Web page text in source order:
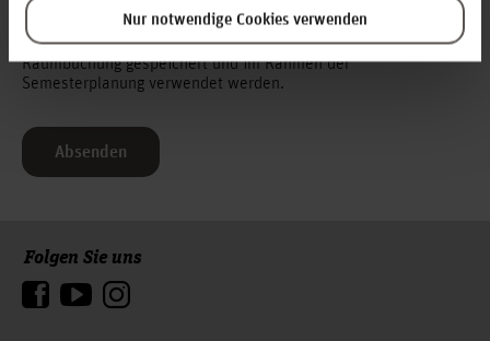
Nur notwendige Cookies verwenden
Einverständniserklärung
Ich bin damit einverstanden, dass meine Angaben für die
Raumbuchung gespeichert und im Rahmen der
Semesterplanung verwendet werden.
Absenden
Folgen Sie uns